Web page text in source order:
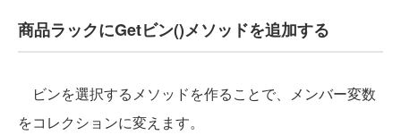
商品ラックにGetビン()メソッドを追加する
ビンを選択するメソッドを作ることで、メンバー変数
をコレクションに変えます。